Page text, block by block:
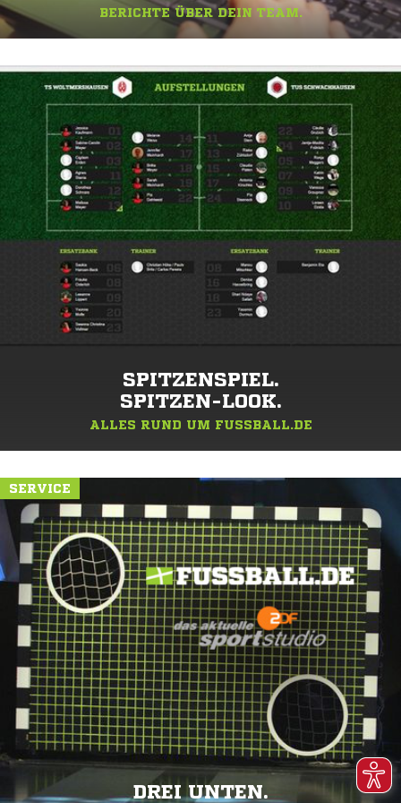
BERICHTE ÜBER DEIN TEAM.
SPITZENSPIEL.
SPITZEN-LOOK.
ALLES RUND UM FUSSBALL.DE
SERVICE
DREI UNTEN.